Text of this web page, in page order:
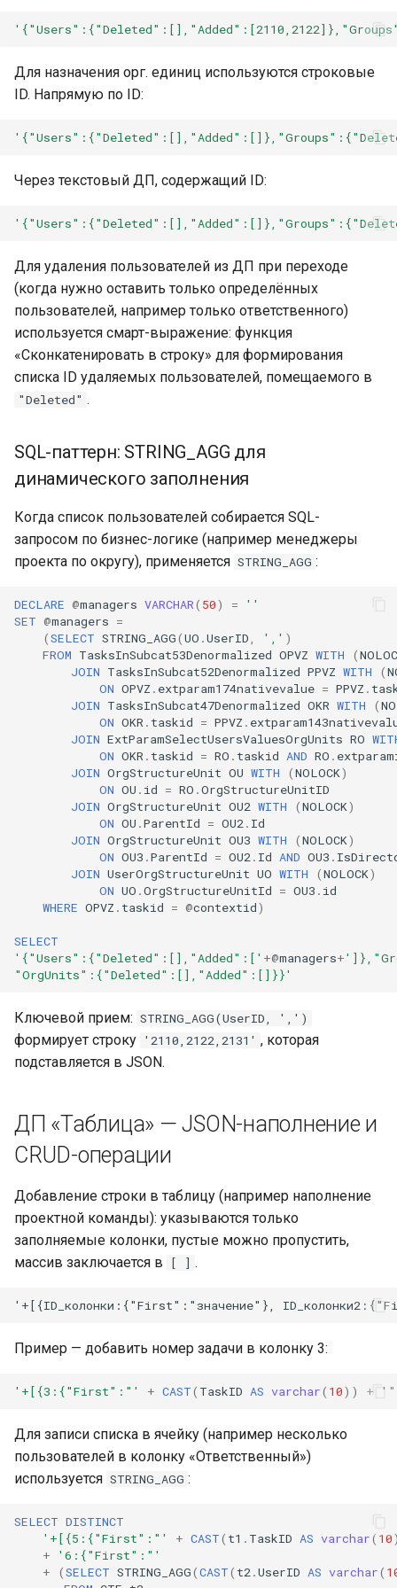
Lua в смарт-скриптах
Python в смарт-скриптах
Паттерны и примеры
FAQ — CalDAV
Exchange — диагностика
синхронизации
Календарь — решение
проблем
Ресурсы — настройка
Ресурсы и планировщик
Социальная сеть
Для назначения орг. единиц используются строковые
ID. Напрямую по ID:
Через текстовый ДП, содержащий ID:
Для удаления пользователей из ДП при переходе
(когда нужно оставить только определённых
пользователей, например только ответственного)
используется смарт-выражение: функция
«Сконкатенировать в строку» для формирования
списка ID удаляемых пользователей, помещаемого в
"Deleted" .
SQL-паттерн: STRING_AGG для
динамического заполнения
Когда список пользователей собирается SQL-
запросом по бизнес-логике (например менеджеры
проекта по округу), применяется STRING_AGG :
DECLARE @managers VARCHAR( 50) =
''
SET @managers =
(SELECT STRING_AGG(UO .UserID ',' )
FROM TasksInSubcat53Denormalized OPVZ WITH (
JOIN TasksInSubcat52Denormalized PPVZ WITH (
ON OPVZ . extparam174nativevalue = PPVZ .
JOIN TasksInSubcat47Denormalized OKR WITH (
ON OKR . taskid = PPVZ .
JOIN ExtParamSelectUsersValuesOrgUnits RO
ON OKR . taskid = RO . taskid AND RO .
JOIN OrgStructureUnit OU WITH (NOLOCK)
ON OU . id = RO .OrgStructureUnitID
JOIN OrgStructureUnit OU2 WITH (NOLOCK)
ON OU .ParentId = OU2 . Id
JOIN OrgStructureUnit OU3 WITH (NOLOCK)
ON OU3 .ParentId = OU2 . Id AND OU3 .
JOIN UserOrgStructureUnit UO WITH (NOLOCK)
ON UO .OrgStructureUnitId = OU3 . id
WHERE OPVZ . taskid = @contextid)
SELECT
'{"Users":{"Deleted":[],"Added":[' +@managers+
"OrgUnits":{"Deleted":[],"Added":[]}}'
Ключевой прием: STRING_AGG(UserID, ',')
формирует строку '2110,2122,2131' , которая
подставляется в JSON.
ДП «Таблица» — JSON-наполнение и
CRUD-операции
Добавление строки в таблицу (например наполнение
проектной команды): указываются только
заполняемые колонки, пустые можно пропустить,
массив заключается в
[ ] .
Пример — добавить номер задачи в колонку 3:
'+[{3:{"First":"' + CAST( TaskID AS varchar( 10)) +
Для записи списка в ячейку (например несколько
пользователей в колонку «Ответственный»)
используется STRING_AGG :
SELECT DISTINCT
'+[{5:{"First":"'
+ CAST( t1 . TaskID AS varchar( 10
+
'6:{"First":"'
+
(SELECT STRING_AGG(CAST( t2 .UserID AS varchar(